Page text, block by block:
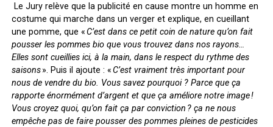
Le Jury relève que la publicité en cause montre un homme en
costume qui marche dans un verger et explique, en cueillant
une pomme, que «C’est dans ce petit coin de nature qu’on fait
pousser les pommes bio que vous trouvez dans nos rayons…
Elles sont cueillies ici, à la main, dans le respect du rythme des
saisons». Puis il ajoute : «C’est vraiment très important pour
nous de vendre du bio. Vous savez pourquoi ? Parce que ça
rapporte énormément d’argent et que ça améliore notre image !
Vous croyez quoi, qu’on fait ça par conviction ? ça ne nous
empêche pas de faire pousser des pommes pleines de pesticides